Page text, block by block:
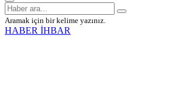
Aramak için bir kelime yazınız.
HABER İHBAR